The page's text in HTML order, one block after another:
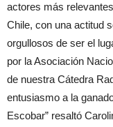
actores más
Chile, con una actitud
orgullosos de ser el
por la Asociación
de nuestra Cátedra
entusiasmo a la
Escobar” resaltó